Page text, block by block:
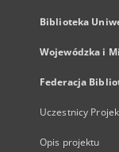
Biblioteka
Wojewódzka i
Federacja
Uczestnicy
Opis projektu